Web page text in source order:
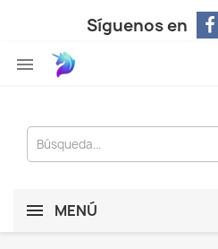
Síguenos en

MENÚ